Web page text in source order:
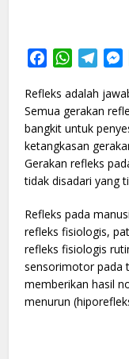
Facebook
Refleks adalah
Semua gerakan
bangkit untuk
ketangkasan
Gerakan refleks
tidak disadari yang
Refleks pada
refleks fisiologis,
refleks fisiologis
sensorimotor pada
memberikan hasil
menurun